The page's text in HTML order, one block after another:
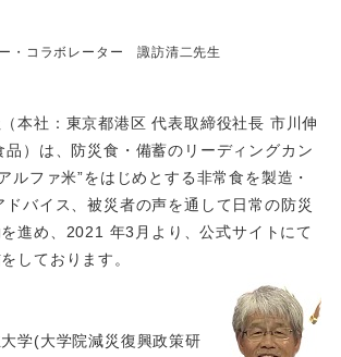
・コラボレーター 諏訪清二先生
本社：東京都港区 代表取締役社長 市川伸
）は、防災食・備蓄のリーディングカン
ルファ米”をはじめとする非常食を製造・
バイス、被災者の声を通して日常の防災
進め、2021 年3月より、公式サイトにて
しております。
学(大学院減災復興政策研